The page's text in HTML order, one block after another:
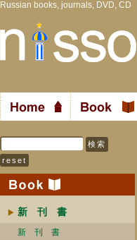
Russian books, journals, DVD,
新 刊 書
新 刊 書